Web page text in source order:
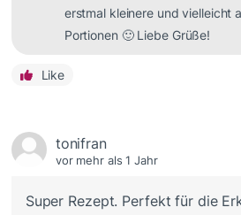
erstmal kleinere und vielleicht
Portionen 🙂 Liebe Grüße!
Like
tonifran
vor mehr als 1 Jahr
Super Rezept. Perfekt für die